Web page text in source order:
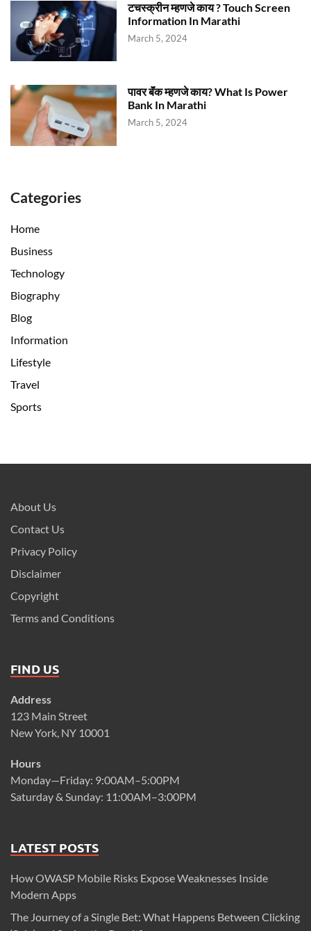
टचस्क्रीन म्हणजे काय ? Touch Screen
Information In Marathi
March 5, 2024
पावर बॅंक म्हणजे काय? What Is Power
Bank In Marathi
March 5, 2024
Categories
Home
Business
Technology
Biography
Blog
Information
Lifestyle
Travel
Sports
About Us
Contact Us
Privacy Policy
Disclaimer
Copyright
Terms and Conditions
FIND US
Address
123 Main Street
New York, NY 10001
Hours
Monday—Friday: 9:00AM–5:00PM
Saturday & Sunday: 11:00AM–3:00PM
LATEST POSTS
How OWASP Mobile Risks Expose Weaknesses Inside
Modern Apps
The Journey of a Single Bet: What Happens Between Clicking